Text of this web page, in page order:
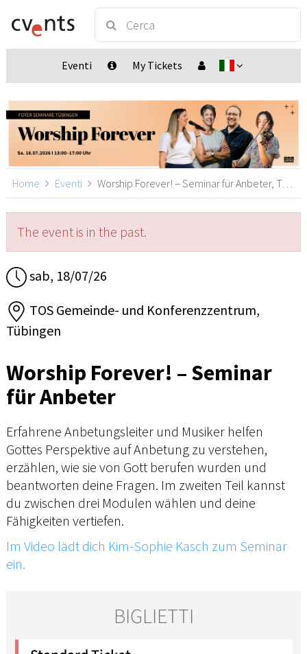
Eventi My Tickets
Home Eventi Worship Forever! – Seminar für Anbeter, Tübingen
The event is in the past.
sab, 18/07/26
TOS Gemeinde- und Konferenzzentrum,
Tübingen
Worship Forever! – Seminar
für Anbeter
Erfahrene Anbetungsleiter und Musiker helfen
Gottes Perspektive auf Anbetung zu verstehen,
erzählen, wie sie von Gott berufen wurden und
beantworten deine Fragen. Im zweiten Teil kannst
du zwischen drei Modulen wählen und deine
Fähigkeiten vertiefen.
Im Video lädt dich Kim-Sophie Kasch zum Seminar
ein.